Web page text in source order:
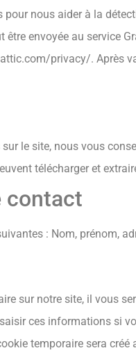
nous aider à la
être envoyée au service
privacy/. Après
le site, nous vous
télécharger et
contact
: Nom, prénom,
sur notre site, il vous
ces informations si
temporaire sera